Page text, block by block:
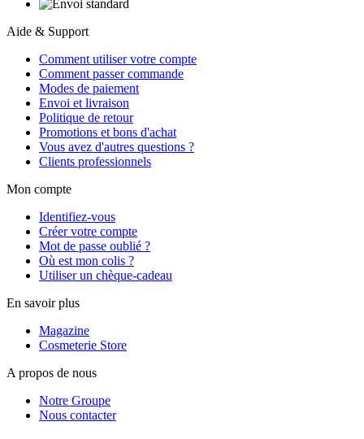
Aide & Support
Comment utiliser votre compte
Comment passer commande
Modes de paiement
Envoi et livraison
Politique de retour
Promotions et bons d'achat
Vous avez d'autres questions ?
Clients professionnels
Mon compte
Identifiez-vous
Créer votre compte
Mot de passe oublié ?
Où est mon colis ?
Utiliser un chèque-cadeau
En savoir plus
Magazine
Cosmeterie Store
A propos de nous
Notre Groupe
Nous contacter